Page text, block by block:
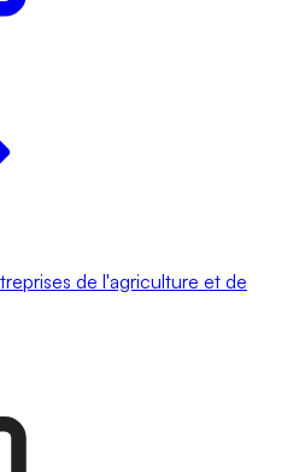
de l'agriculture et de